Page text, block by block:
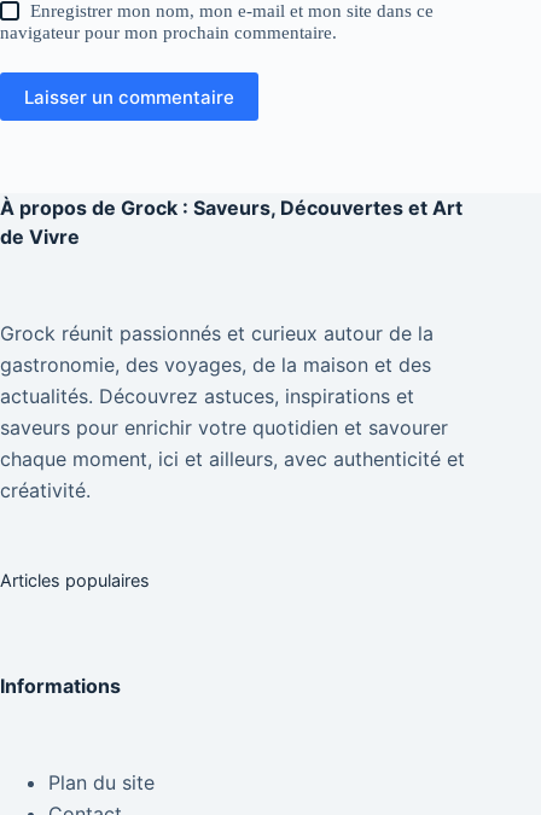
Enregistrer mon nom, mon e-mail et mon site dans ce
navigateur pour mon prochain commentaire.
Laisser un commentaire
À propos de Grock : Saveurs, Découvertes et Art
de Vivre
Grock réunit passionnés et curieux autour de la
gastronomie, des voyages, de la maison et des
actualités. Découvrez astuces, inspirations et
saveurs pour enrichir votre quotidien et savourer
chaque moment, ici et ailleurs, avec authenticité et
créativité.
Articles populaires
Informations
Plan du site